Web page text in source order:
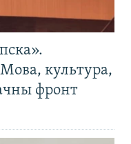
культура,
фронт